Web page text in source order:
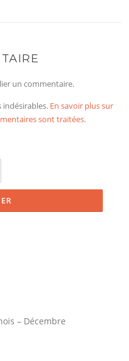
un commentaire.
indésirables. En savoir plus sur
sont traitées.
– Décembre